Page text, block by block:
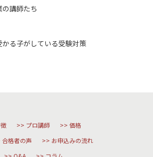
講師たち
る子がしている受験対策
プロ講師
価格
合格者の声
お申込みの流れ